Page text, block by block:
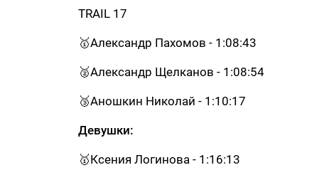
TRAIL 17
🥇Александр Пахомов - 1:08:43
🥈Александр Щелканов - 1:08:54
🥉Аношкин Николай - 1:10:17
Девушки:
🥇Ксения Логинова - 1:16:13